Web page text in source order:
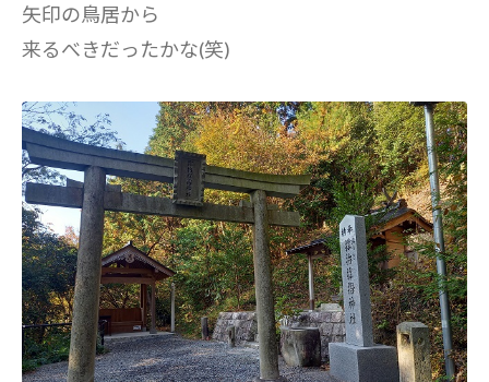
矢印の鳥居から
来るべきだったかな(笑)